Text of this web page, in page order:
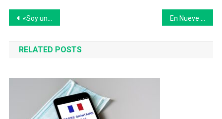
Navegación
de
entradas
«Soy un desubicado»: Oscar Lobos renunció a la Escuela Municipal de Atletismo de Saladillo y escribió un fuerte descargo
RELATED POSTS